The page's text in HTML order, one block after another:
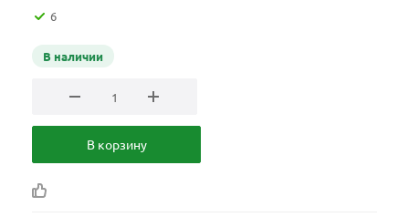
6
В наличии
В корзину